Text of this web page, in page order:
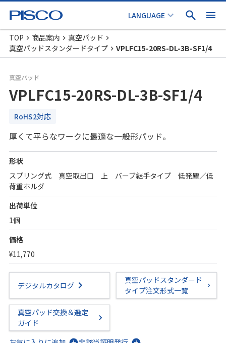
TOP 商品案内
真空パッド
真空パッドスタンダードタイプ
VPLFC15-20RS-DL-3B-SF1/4
真空パッド
VPLFC15-20RS-DL-3B-SF1/4
RoHS2対応
厚くて平らなワークに最適な一般形パッド。
形状
スプリング式 真空取出口 上 バーブ継手タイプ 低発塵／低
荷重ホルダ
出荷単位
1個
価格
¥11,770
デジタルカタログ
真空パッドスタンダード
タイプ注文形式一覧
真空パッド交換＆選定
ガイド